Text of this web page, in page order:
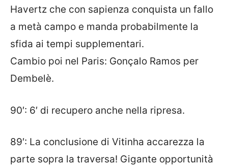
Havertz che con sapienza conquista un fallo
a metà campo e manda probabilmente la
sfida ai tempi supplementari.
Cambio poi nel Paris: Gonçalo Ramos per
Dembelè.
90′: 6′ di recupero anche nella ripresa.
89′: La conclusione di Vitinha accarezza la
parte sopra la traversa! Gigante opportunità